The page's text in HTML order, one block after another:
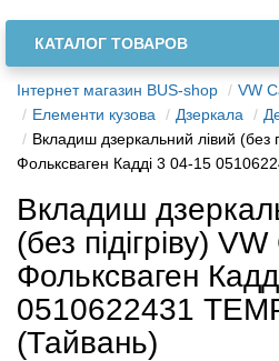
КАТАЛОГ ТОВАРОВ
Інтернет магазин BUS-shop
VW
Елементи кузова
Дзеркала
Вкладиш дзеркальний лівий (без
Фольксваген Кадді 3 04-15
Вкладиш
(без підігріву)
Фольксваген
0510622431
(Тайвань)